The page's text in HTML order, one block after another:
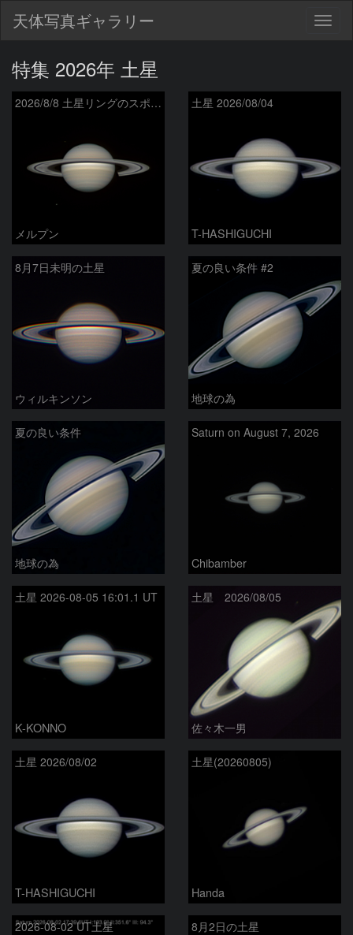
天体写真ギャラリー
特集 2026年 土星
2026/8/8 土星リングのスポーク
メルプン
土星 2026/08/04
T-HASHIGUCHI
8月7日未明の土星
ウィルキンソン
夏の良い条件 #2
地球の為
夏の良い条件
地球の為
Saturn on August 7, 2026
Chibamber
土星 2026-08-05 16:01.1 UT
K-KONNO
土星 2026/08/05
佐々木一男
土星 2026/08/02
T-HASHIGUCHI
土星(20260805)
Handa
2026-08-02 UT土星 8月2日の土星